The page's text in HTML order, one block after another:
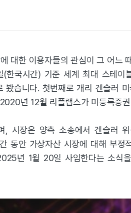
대한 이용자들의 관심이 그 어느
한국시간) 기준 세계 최대 스테
습니다. 첫번째로 개리 겐슬러
년 12월 리플랩스가 미등록증
, 시장은 양측 소송에서 겐슬러
동안 가상자산 시장에 대해 부
년 1월 20일 사임한다는 소식